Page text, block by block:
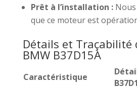
Prêt à l’installation :Nous
que ce moteur est
Détails et Traçabilité
BMW B37D15A
Caractéristique